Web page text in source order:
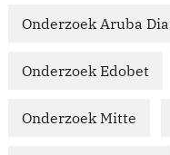
Onderzoek Aruba
Onderzoek Edobet
Onderzoek Mitte